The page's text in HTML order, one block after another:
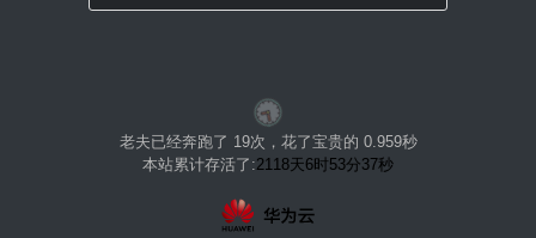
老夫已经奔跑了 19次，花了宝贵的 0.959秒
本站累计存活了:2118天6时53分37秒